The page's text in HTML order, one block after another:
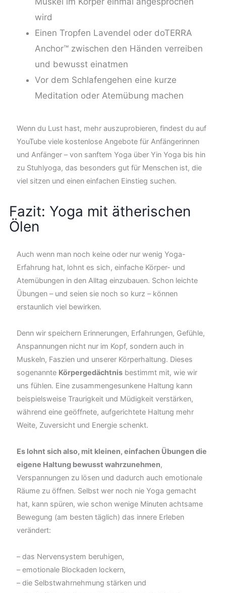
wird
Einen Tropfen Lavendel oder doTERRA
Anchor™ zwischen den Händen verreiben
und bewusst einatmen
Vor dem Schlafengehen eine kurze
Meditation oder Atemübung machen
Wenn du Lust hast, mehr auszuprobieren, findest du auf
YouTube viele kostenlose Angebote für Anfängerinnen
und Anfänger – von sanftem Yoga über Yin Yoga bis hin
zu Stuhlyoga, das besonders gut für Menschen ist, die
viel sitzen und einen einfachen Einstieg suchen.
Fazit: Yoga mit ätherischen
Ölen
Auch wenn man noch keine oder nur wenig Yoga-
Erfahrung hat, lohnt es sich, einfache Körper- und
Atemübungen in den Alltag einzubauen. Schon leichte
Übungen – und seien sie noch so kurz – können
erstaunlich viel bewirken.
Denn wir speichern Erinnerungen, Erfahrungen, Gefühle,
Anspannungen nicht nur im Kopf, sondern auch in
Muskeln, Faszien und unserer Körperhaltung. Dieses
sogenannte Körpergedächtnis bestimmt mit, wie wir
uns fühlen. Eine zusammengesunkene Haltung kann
beispielsweise Traurigkeit und Müdigkeit verstärken,
während eine geöffnete, aufgerichtete Haltung mehr
Weite, Zuversicht und Energie schenkt.
Es lohnt sich also, mit kleinen, einfachen Übungen die
eigene Haltung bewusst wahrzunehmen,
Verspannungen zu lösen und dadurch auch emotionale
Räume zu öffnen. Selbst wer noch nie Yoga gemacht
hat, kann spüren, wie schon wenige Minuten achtsame
Bewegung (am besten täglich) das innere Erleben
verändert:
– das Nervensystem beruhigen,
– emotionale Blockaden lockern,
– die Selbstwahrnehmung stärken und